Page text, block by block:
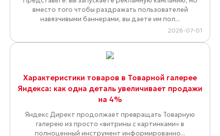
вместо того чтобы раздражать пользователей
навязчивыми баннерами, вы даете им пол...
2026-07-01
Характеристики товаров в Товарной галерее
Яндекса: как одна деталь увеличивает продажи
на 4%
Яндекс Директ продолжает превращать Товарную
галерею из просто «витрины с картинками» в
полноценный инструмент информированно...